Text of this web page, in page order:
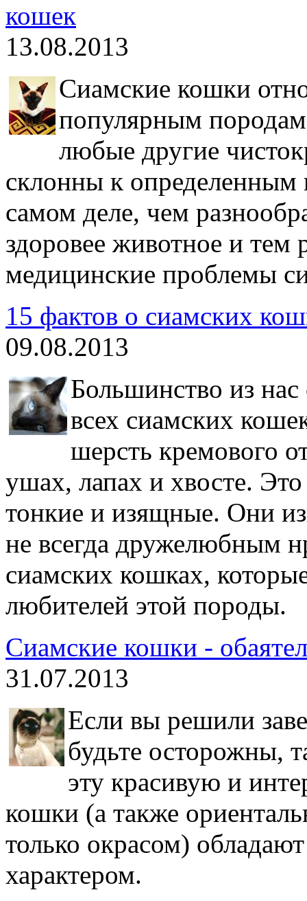
кошек
13.08.2013
Сиамские кошки
популярным
любые другие
склонны к определенным
самом деле, чем
здоровее животное и тем
медицинские проблемы
15 фактов о сиамских
09.08.2013
Большинство из
всех сиамских
шерсть кремового
ушах, лапах и хвосте.
тонкие и изящные. Они
не всегда дружелюбным
сиамских кошках,
любителей этой породы.
Сиамские кошки -
31.07.2013
Если вы решили
будьте осторожны,
эту красивую и
кошки (а также
только окрасом)
характером.